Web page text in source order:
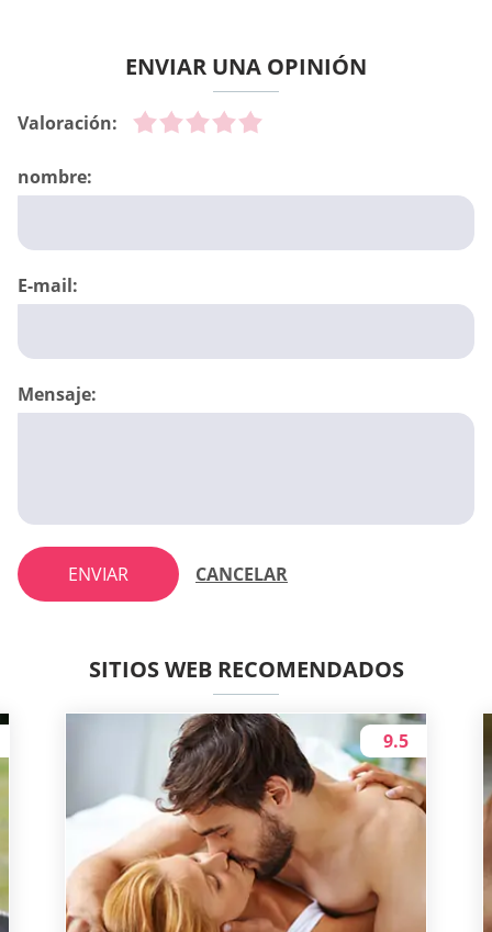
ENVIAR UNA OPINIÓN
Valoración:
nombre:
E-mail:
Mensaje:
ENVIAR CANCELAR
SITIOS WEB RECOMENDADOS
9.5